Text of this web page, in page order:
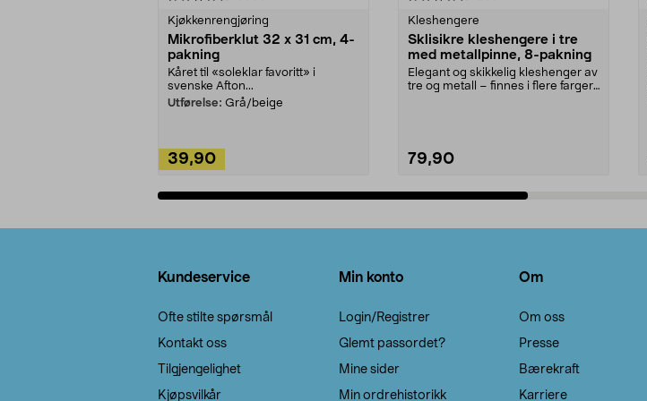
Kjøkkenrengjøring
Mikrofiberklut 32 x 31 cm, 4-
pakning
Kåret til «soleklar favoritt» i
svenske Afton...
Utførelse: Grå/beige
39,90
Kleshengere
Sklisikre kleshengere i tre
med metallpinne, 8-pakning
Elegant og skikkelig kleshenger av
tre og metall – finnes i flere farger.
79,90
Kundeservice
Ofte stilte spørsmål
Kontakt oss
Tilgjengelighet
Kjøpsvilkår
Min konto
Login/Registrer
Glemt passordet?
Mine sider
Min ordrehistorikk
Om
Om oss
Presse
Bærekraft
Karriere